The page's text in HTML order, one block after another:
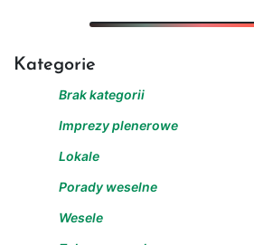
Kategorie
Brak kategorii
Imprezy plenerowe
Lokale
Porady weselne
Wesele